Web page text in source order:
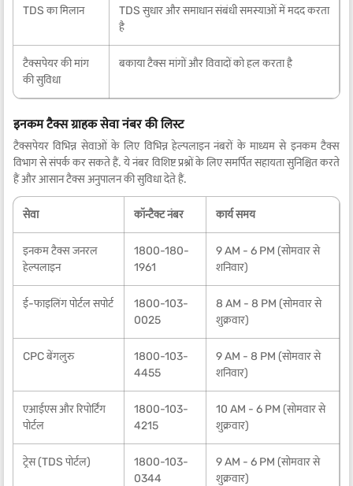
TDS का मिलान
TDS सुधार और समाधान संबंधी समस्याओं में मदद करता
है
टैक्सपेयर की मांग
की सुविधा
बकाया टैक्स मांगों और विवादों को हल करता है
इनकम टैक्स ग्राहक सेवा नंबर की लिस्ट
टैक्सपेयर विभिन्न सेवाओं के लिए विभिन्न हेल्पलाइन नंबरों के माध्यम से इनकम टैक्स
विभाग से संपर्क कर सकते हैं. ये नंबर विशिष्ट प्रश्नों के लिए समर्पित सहायता सुनिश्चित करते
हैं और आसान टैक्स अनुपालन की सुविधा देते हैं.
सेवा कॉन्टैक्ट नंबर कार्य समय
इनकम टैक्स जनरल
हेल्पलाइन
1800-180-
1961
9 AM - 6 PM (सोमवार से
शनिवार)
ई-फाइलिंग पोर्टल सपोर्ट
1800-103-
0025
8 AM - 8 PM (सोमवार से
शुक्रवार)
CPC बेंगलुरु
1800-103-
4455
9 AM - 8 PM (सोमवार से
शनिवार)
एआईएस और रिपोर्टिंग
पोर्टल
1800-103-
4215
10 AM - 6 PM (सोमवार से
शुक्रवार)
ट्रेस (TDS पोर्टल)
1800-103-
0344
9 AM - 6 PM (सोमवार से
शुक्रवार)